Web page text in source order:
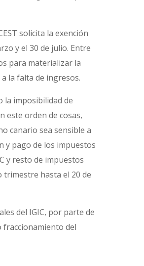
solicita la exención
y el 30 de julio. Entre
para materializar la
la falta de ingresos.
la imposibilidad de
este orden de cosas,
canario sea sensible a
y pago de los impuestos
y resto de impuestos
trimestre hasta el 20 de
del IGIC, por parte de
fraccionamiento del